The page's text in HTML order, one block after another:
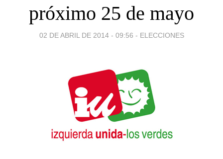
próximo 25 de mayo
02 DE ABRIL DE 2014 - 09:56 - ELECCIONES